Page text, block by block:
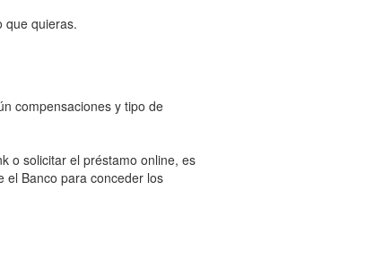
que quieras.
compensaciones y tipo de
o solicitar el préstamo online, es
el Banco para conceder los